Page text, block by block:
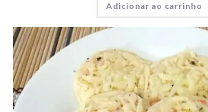
Adicionar ao carrinho